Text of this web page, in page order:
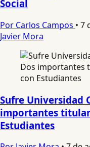
Social
Por Carlos Campos • 7
Javier Mora
Sufre Universidad
importantes
Estudiantes